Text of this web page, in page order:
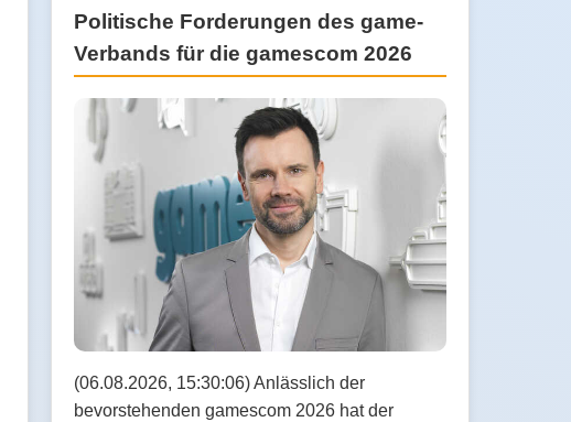
Politische Forderungen des game-
Verbands für die gamescom 2026
(06.08.2026, 15:30:06) Anlässlich der
bevorstehenden gamescom 2026 hat der